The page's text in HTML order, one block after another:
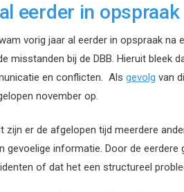
eerder in opspraak
vorig jaar al eerder in opspraak
misstanden bij de DBB. Hieruit bleek
en conflicten. Als gevolg van
november op.
zijn er de afgelopen tijd meerdere
gevoelige informatie. Door de
of dat het een structureel